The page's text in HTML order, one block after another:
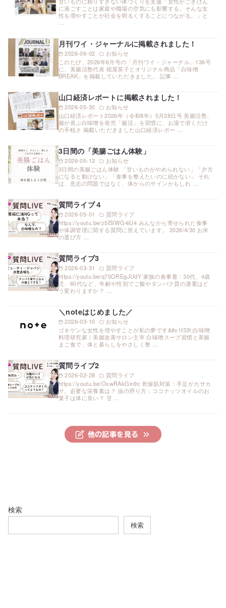
に過ごすことは家庭や職場の空気にも影響する。そんな女
性を増やすことが社会を明るくすることにつながる。」と
…
2026-06-02 お知らせ
月刊ワイ・ジャーナルに掲載されました！
このたび、2026年6月号の「月刊ワイ・ジャーナル」136号
に、美腸活塾代表 槌屋英子とオリジナル商品「白味噌
BREAK」を掲載していただきました。 記事 …
2026-05-30 お知らせ
山口経済レポートに掲載されました！
山口経済レポート2026年（令和8年）5月28日号 美腸活塾、
腸が喜ぶ白味噌を発売「腸活」を習慣に、お湯で溶くだけ
の手軽さ 掲載いただきました山口経済レポー …
2026-05-13 お知らせ
3日間の「美腸ごはん体験」
3日間の美腸ごはん体験 「甘いものがやめられない」「夕方
になると動けない」「食事を整えたいのに続かない」 それ
は、意志の問題ではなく、体からのサインかもしれ …
2026-05-01 質問ライブ
質問ライブ４
https://youtu.be/z5lSIWG4iU4 みんなから寄せられた食事
や体調管理に関する質問に答えています。 2026/4/30 お米
の選び方 …
2026-03-31 質問ライブ
質問ライブ3
https://youtu.be/q75OREgJUdY 家族の食事量：30代、4歳
児、60代など、年齢や性別でご飯やタンパク質の適量はど
う変わりますか？ …
2026-03-10 お知らせ
＼noteはじめました／
ゴキゲンな女性を増やすことが私の夢です&#x1f33f;白味噌
料理研究家｜美腸改善サロン主宰 白味噌スープ習慣と美腸
まご食で、体と暮らしをやさしく整 …
2026-02-28 質問ライブ
質問ライブ2
https://youtu.be/OxwRAkGin9c 乾燥肌対策：手足がカサカ
サ。必要な栄養素は？ 油の摂り方：ココナッツオイルのお
菓子は体に良い？ 甘 …
他の記事を見る
検索
検索